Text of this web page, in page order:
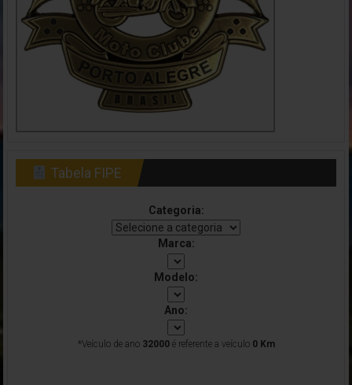
Tabela FIPE
Categoria:
Marca:
Modelo:
Ano:
*Veículo de ano 32000é referente a veículo 0 Km
Notícias Dicas
INSCREVER